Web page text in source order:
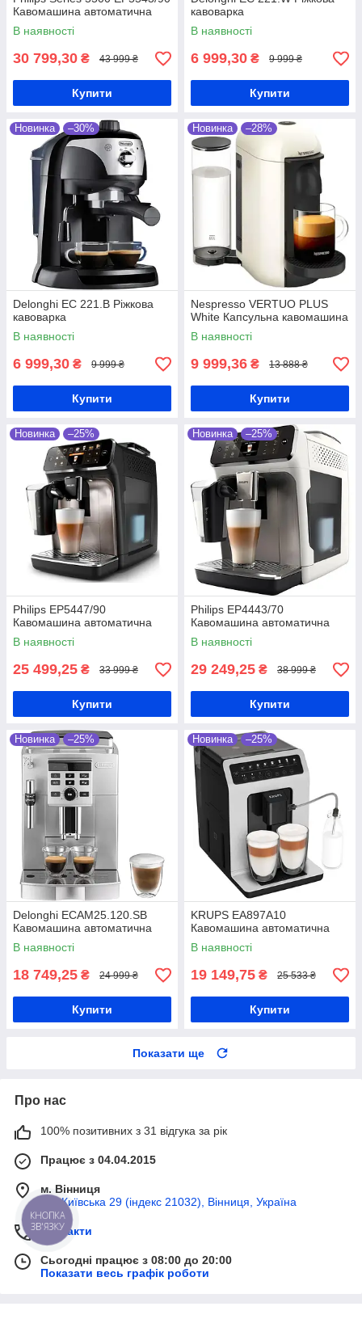
Кавомашина автоматична
В наявності
30 799,30 ₴ 43 999 ₴
Купити
кавоварка
В наявності
6 999,30 ₴ 9 999 ₴
Купити
Новинка –30%
Delonghi EC 221.B Ріжкова
кавоварка
В наявності
6 999,30 ₴ 9 999 ₴
Купити
Новинка –28%
Nespresso VERTUO PLUS
White Капсульна кавомашина
В наявності
9 999,36 ₴ 13 888 ₴
Купити
Новинка –25%
Philips EP5447/90
Кавомашина автоматична
В наявності
25 499,25 ₴ 33 999 ₴
Купити
Новинка –25%
Philips EP4443/70
Кавомашина автоматична
В наявності
29 249,25 ₴ 38 999 ₴
Купити
Новинка –25%
Delonghi ECAM25.120.SB
Кавомашина автоматична
В наявності
18 749,25 ₴ 24 999 ₴
Купити
Новинка –25%
KRUPS EA897A10
Кавомашина автоматична
В наявності
19 149,75 ₴ 25 533 ₴
Купити
Показати ще
Про нас
100% позитивних з 31 відгука за рік
Працює з 04.04.2015
м. Вінниця
вул Київська 29 (індекс 21032), Вінниця, Україна
Контакти
Сьогодні працює з 08:00 до 20:00
Показати весь графік роботи
КНОПКА
ЗВ'ЯЗКУ